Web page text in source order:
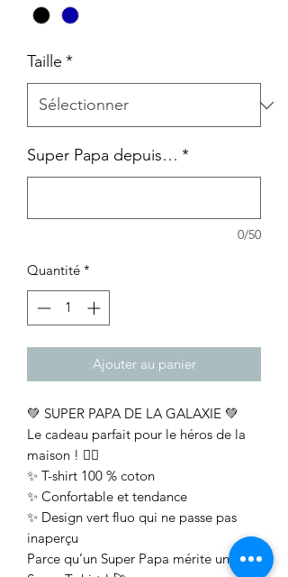
Taille *
Super Papa depuis… *
0/50
Quantité *
Ajouter au panier
💚 SUPER PAPA DE LA GALAXIE 💚
Le cadeau parfait pour le héros de la
maison ! 🦸‍♂️
✨ T-shirt 100 % coton
✨ Confortable et tendance
✨ Design vert fluo qui ne passe pas
inaperçu
Parce qu’un Super Papa mérite un